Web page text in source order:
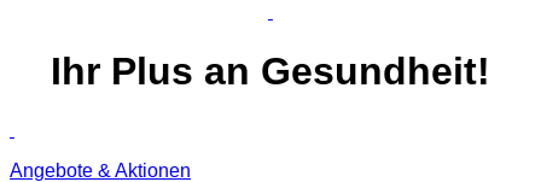
Ihr Plus an Gesundheit!
Angebote & Aktionen